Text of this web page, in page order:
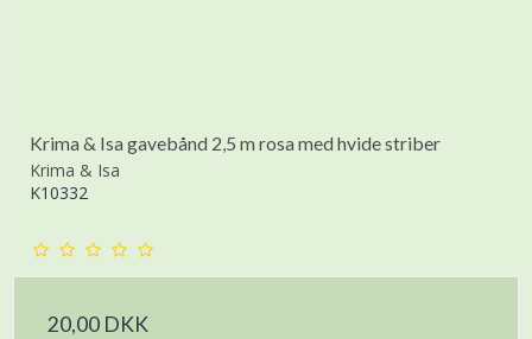
Krima & Isa gavebånd 2,5 m rosa med hvide striber
Krima & Isa
K10332
20,00 DKK